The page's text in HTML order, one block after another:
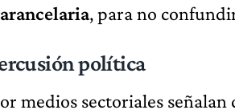
, para no
política
medios sectoriales